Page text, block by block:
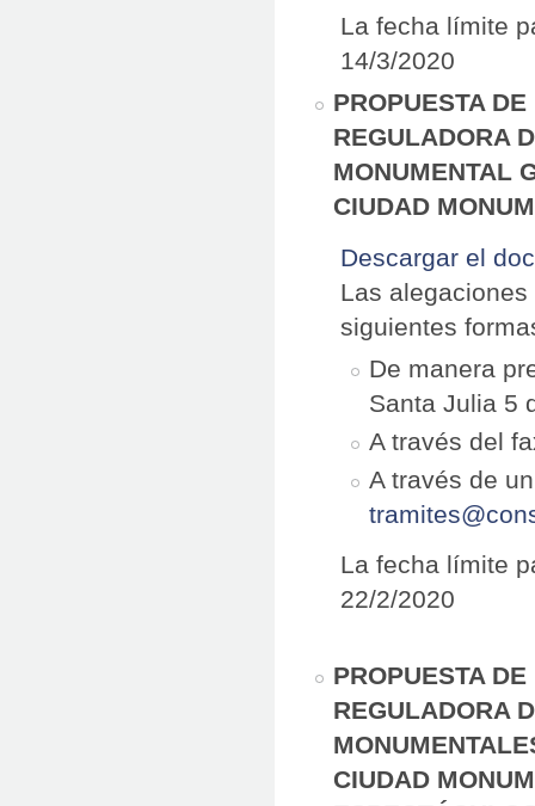
La fecha límite
14/3/2020
PROPUESTA
REGULADORA
MONUMENTAL
CIUDAD
Descargar el
Las
siguientes
De manera
Santa Julia 5
A través del
A través de
La fecha límite
22/2/2020
PROPUESTA
REGULADORA
CIUDAD